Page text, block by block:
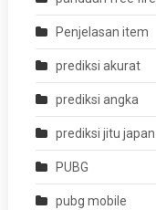
Penjelasan item
prediksi akurat
prediksi angka
prediksi jitu japan
PUBG
pubg mobile